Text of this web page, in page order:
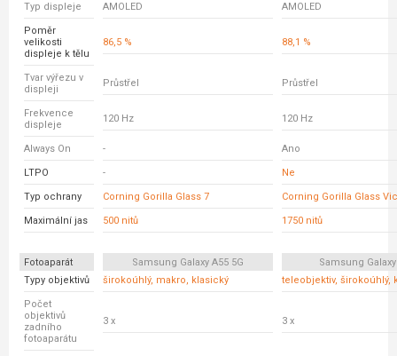
Typ displeje AMOLED AMOLED
Poměr
velikosti
displeje k tělu
86,5 % 88,1 %
Tvar výřezu v
displeji
Průstřel Průstřel
Frekvence
displeje
120 Hz 120 Hz
Always On - Ano
LTPO - Ne
Typ ochrany Corning Gorilla Glass 7 Corning Gorilla Glass
Maximální jas 500 nitů 1750 nitů
Fotoaparát Samsung Galaxy A55 5G
Samsung Galaxy
Typy objektivů
širokoúhlý, makro, klasický teleobjektiv, širokoúhlý,
Počet
objektivů
zadního
fotoaparátu
3 x 3 x